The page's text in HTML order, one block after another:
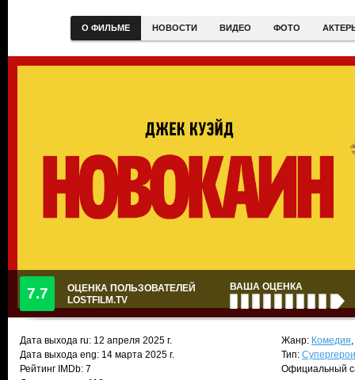
О ФИЛЬМЕ НОВОСТИ ВИДЕО ФОТО
7.7
ОЦЕНКА ПОЛЬЗОВАТЕЛЕЙ
LOSTFILM.TV
ВАША ОЦЕНКА
Дата выхода ru: 12 апреля 2025 г.
Дата выхода eng: 14 марта 2025 г.
Рейтинг IMDb: 7
Жанр: Комедия,
Тип: Супергерои
Официальный